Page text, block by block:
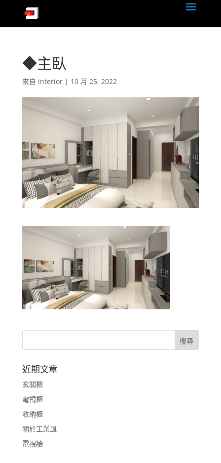
◆主臥
來自 interior| 10 月 25, 2022
近期文章
玄關櫃
電視櫃
收納櫃
關於工業風
電視牆